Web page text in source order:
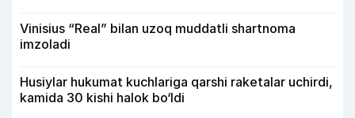
Vinisius “Real” bilan uzoq muddatli shartnoma
imzoladi
Husiylar hukumat kuchlariga qarshi raketalar uchirdi,
kamida 30 kishi halok bo‘ldi